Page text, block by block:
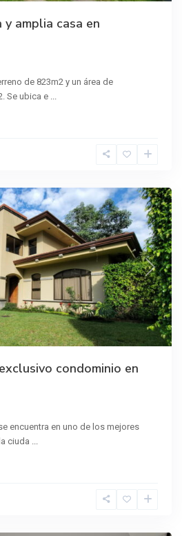
y amplia casa en
de 823m2 y un área de
Se ubica e ...
Next
condominio en
encuentra en uno de los mejores
ciuda ...